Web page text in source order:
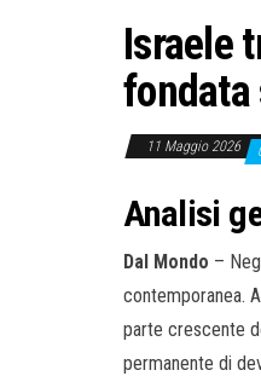
Israele
fondata
11 Maggio 2026
Analisi
Dal Mondo –
contemporanea.
parte crescente
permanente di